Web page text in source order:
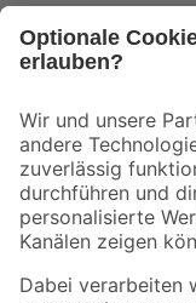
Der toom Newsletter:
Zur Newsletter
Folge uns